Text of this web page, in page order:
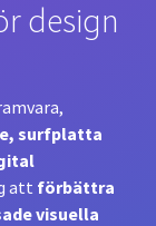
design
surfplatta
att förbättra
visuella